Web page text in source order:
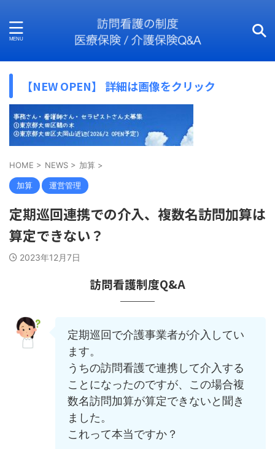
【NEW OPEN】 詳細は画像をクリック
HOME > NEWS > 加算 >
加算 運営管理
定期巡回連携での介入、複数名訪問加算は
算定できない？
2023年12月7日
訪問看護制度Q&A
定期巡回で介護事業者が介入してい
ます。
うちの訪問看護で連携して介入する
ことになったのですが、この場合複
数名訪問加算が算定できないと聞き
ました。
これって本当ですか？